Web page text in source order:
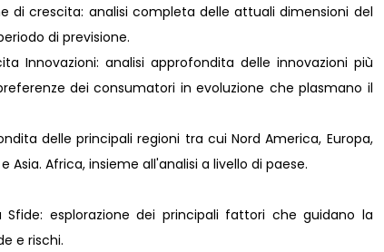
di crescita: analisi completa delle attuali dimensioni del
di previsione.
Innovazioni: analisi approfondita delle innovazioni più
dei consumatori in evoluzione che plasmano il
delle principali regioni tra cui Nord America, Europa,
Asia. Africa, insieme all'analisi a livello di paese.
esplorazione dei principali fattori che guidano la
e rischi.